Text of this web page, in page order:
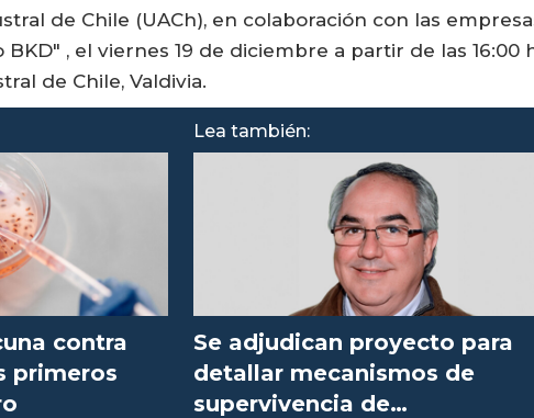
de Chile (UACh), en colaboración con las
, el viernes 19 de diciembre a partir de las 16:00
de Chile, Valdivia.
contra
primeros
Lea también:
Se adjudican proyecto para
detallar mecanismos de
supervivencia de